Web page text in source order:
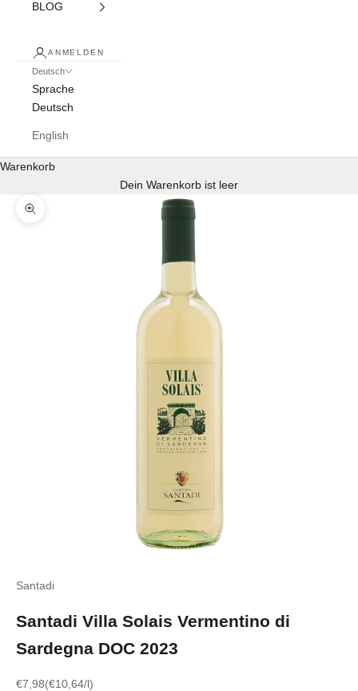
BLOG
ANMELDEN
Deutsch
Sprache
Deutsch
English
Warenkorb
Dein Warenkorb ist leer
Bild vergrößern
Santadi
Santadi Villa Solais Vermentino di
Sardegna DOC 2023
Angebot
€7,98(€10,64/l)